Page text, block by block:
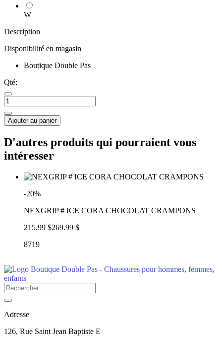
W
Description
Disponibilité en magasin
Boutique Double Pas
Qté:
Ajouter au panier
D'autres produits qui pourraient vous
intéresser
-20%
NEXGRIP # ICE CORA CHOCOLAT CRAMPONS
215.99 $269.99 $
8719
Adresse
126, Rue Saint Jean Baptiste E